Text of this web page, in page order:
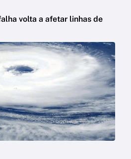
volta a afetar linhas de